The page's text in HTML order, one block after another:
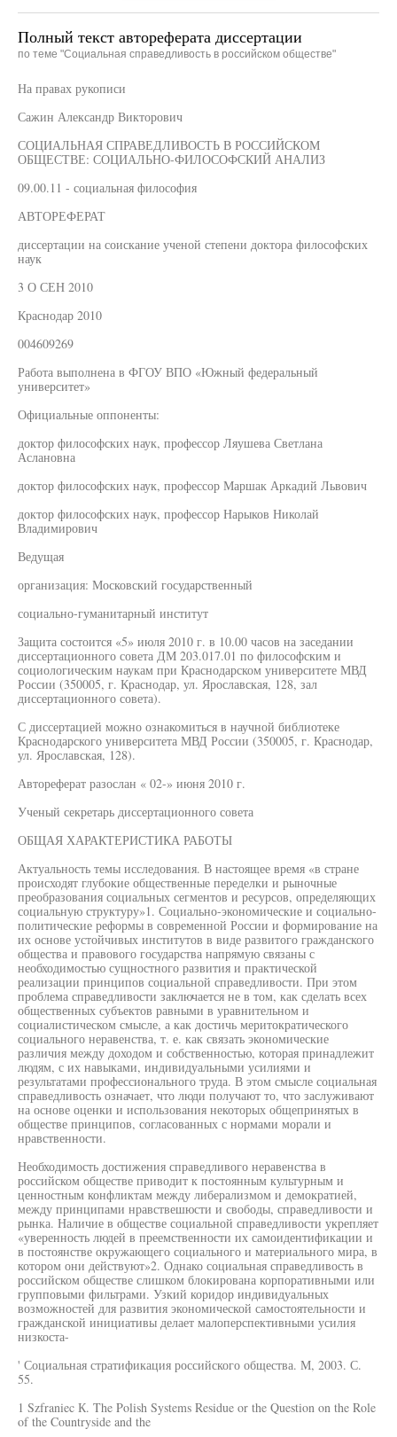
Полный текст автореферата диссертации
по теме "Социальная справедливость в российском обществе"
На правах рукописи
Сажин Александр Викторович
СОЦИАЛЬНАЯ СПРАВЕДЛИВОСТЬ В РОССИЙСКОМ
ОБЩЕСТВЕ: СОЦИАЛЬНО-ФИЛОСОФСКИЙ АНАЛИЗ
09.00.11 - социальная философия
АВТОРЕФЕРАТ
диссертации на соискание ученой степени доктора философских
наук
3 О СЕН 2010
Краснодар 2010
004609269
Работа выполнена в ФГОУ ВПО «Южный федеральный
университет»
Официальные оппоненты:
доктор философских наук, профессор Ляушева Светлана
Аслановна
доктор философских наук, профессор Маршак Аркадий Львович
доктор философских наук, профессор Нарыков Николай
Владимирович
Ведущая
организация: Московский государственный
социально-гуманитарный институт
Защита состоится «5» июля 2010 г. в 10.00 часов на заседании
диссертационного совета ДМ 203.017.01 по философским и
социологическим наукам при Краснодарском университете МВД
России (350005, г. Краснодар, ул. Ярославская, 128, зал
диссертационного совета).
С диссертацией можно ознакомиться в научной библиотеке
Краснодарского университета МВД России (350005, г. Краснодар,
ул. Ярославская, 128).
Автореферат разослан « 02-» июня 2010 г.
Ученый секретарь диссертационного совета
ОБЩАЯ ХАРАКТЕРИСТИКА РАБОТЫ
Актуальность темы исследования. В настоящее время «в стране
происходят глубокие общественные переделки и рыночные
преобразования социальных сегментов и ресурсов, определяющих
социальную структуру»1. Социально-экономические и социально-
политические реформы в современной России и формирование на
их основе устойчивых институтов в виде развитого гражданского
общества и правового государства напрямую связаны с
необходимостью сущностного развития и практической
реализации принципов социальной справедливости. При этом
проблема справедливости заключается не в том, как сделать всех
общественных субъектов равными в уравнительном и
социалистическом смысле, а как достичь меритократического
социального неравенства, т. е. как связать экономические
различия между доходом и собственностью, которая принадлежит
людям, с их навыками, индивидуальными усилиями и
результатами профессионального труда. В этом смысле социальная
справедливость означает, что люди получают то, что заслуживают
на основе оценки и использования некоторых общепринятых в
обществе принципов, согласованных с нормами морали и
нравственности.
Необходимость достижения справедливого неравенства в
российском обществе приводит к постоянным культурным и
ценностным конфликтам между либерализмом и демократией,
между принципами нравствешюсти и свободы, справедливости и
рынка. Наличие в обществе социальной справедливости укрепляет
«уверенность людей в преемственности их самоидентификации и
в постоянстве окружающего социального и материального мира, в
котором они действуют»2. Однако социальная справедливость в
российском обществе слишком блокирована корпоративными или
групповыми фильтрами. Узкий коридор индивидуальных
возможностей для развития экономической самостоятельности и
гражданской инициативы делает малоперспективными усилия
низкоста-
' Социальная стратификация российского общества. М, 2003. С.
55.
1 Szfraniec К. The Polish Systems Residue or the Question on the Role
of the Countryside and the